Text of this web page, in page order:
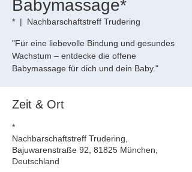
Babymassage*
*
  |
Nachbarschaftstreff Trudering
"Für eine liebevolle Bindung und gesundes
Wachstum – entdecke die offene
Babymassage für dich und dein Baby."
Zeit & Ort
*
Nachbarschaftstreff Trudering,
Bajuwarenstraße 92, 81825 München,
Deutschland